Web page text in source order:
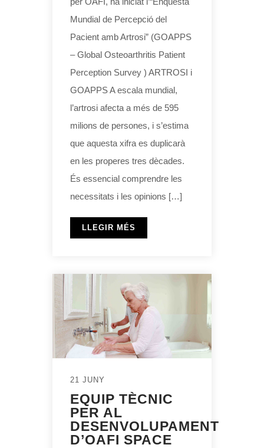
Mundial de Percepció del
Pacient amb Artrosi” (GOAPPS
– Global Osteoarthritis Patient
Perception Survey ) ARTROSI i
GOAPPS A escala mundial,
l’artrosi afecta a més de 595
milions de persones, i s’estima
que aquesta xifra es duplicarà
en les properes tres dècades.
És essencial comprendre les
necessitats i les opinions […]
LLEGIR MÉS
21 JUNY
EQUIP TÈCNIC
PER AL
DESENVOLUPAMENT
D’OAFI SPACE